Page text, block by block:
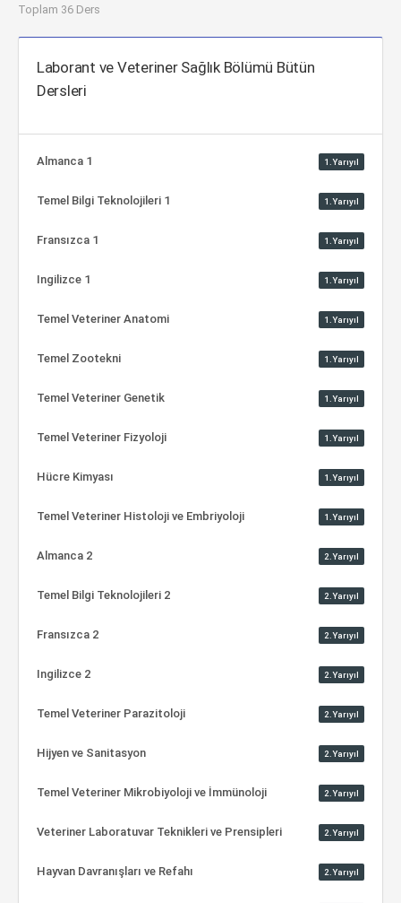
Toplam 36 Ders
Laborant ve Veteriner Sağlık Bölümü Bütün
Dersleri
Almanca 1 1.Yarıyıl
Temel Bilgi Teknolojileri 1 1.Yarıyıl
Fransızca 1 1.Yarıyıl
Ingilizce 1 1.Yarıyıl
Temel Veteriner Anatomi 1.Yarıyıl
Temel Zootekni 1.Yarıyıl
Temel Veteriner Genetik 1.Yarıyıl
Temel Veteriner Fizyoloji 1.Yarıyıl
Hücre Kimyası 1.Yarıyıl
Temel Veteriner Histoloji ve Embriyoloji 1.Yarıyıl
Almanca 2 2.Yarıyıl
Temel Bilgi Teknolojileri 2 2.Yarıyıl
Fransızca 2 2.Yarıyıl
Ingilizce 2 2.Yarıyıl
Temel Veteriner Parazitoloji 2.Yarıyıl
Hijyen ve Sanitasyon 2.Yarıyıl
Temel Veteriner Mikrobiyoloji ve İmmünoloji 2.Yarıyıl
Veteriner Laboratuvar Teknikleri ve Prensipleri 2.Yarıyıl
Hayvan Davranışları ve Refahı 2.Yarıyıl